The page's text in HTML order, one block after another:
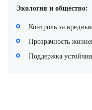
Экология и общество:
Контроль за
Прозрачность
Поддержка